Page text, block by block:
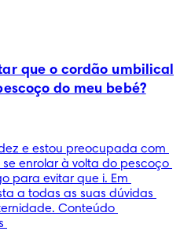
que o cordão umbilical
do meu bebé?
e estou preocupada com
enrolar à volta do pescoço
para evitar que i. Em
a todas as suas dúvidas
Conteúdo